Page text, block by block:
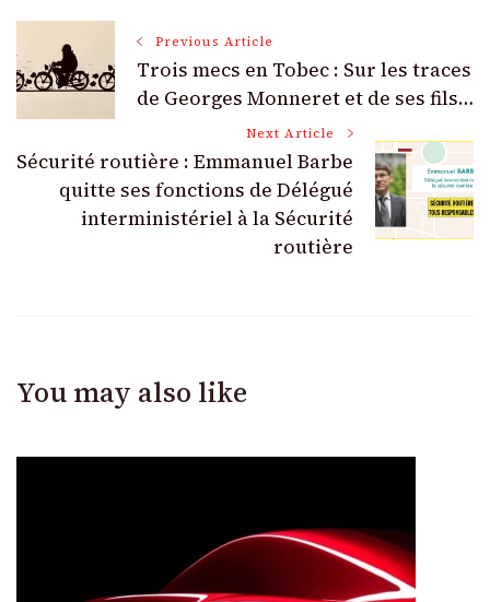
Post
Navigation
Previous Article
Trois mecs en Tobec : Sur les traces
de Georges Monneret et de ses fils…
Next Article
Sécurité routière : Emmanuel Barbe
quitte ses fonctions de Délégué
interministériel à la Sécurité
routière
You may also like